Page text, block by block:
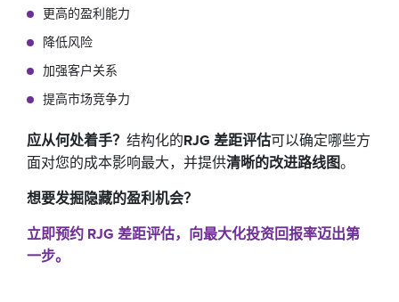
更高的盈利能力
降低风险
加强客户关系
提高市场竞争力
应从何处着手？ 结构化的RJG 差距评估可以确定哪些方
面对您的成本影响最大，并提供清晰的改进路线图。
想要发掘隐藏的盈利机会？
立即预约 RJG 差距评估，向最大化投资回报率迈出第
一步。